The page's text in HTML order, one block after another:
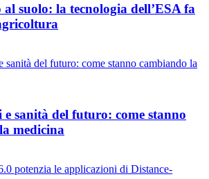
al suolo: la tecnologia dell’ESA fa
sanità del futuro: come stanno
medicina